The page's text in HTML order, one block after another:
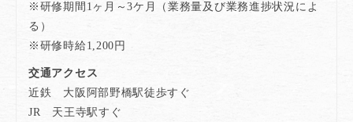
※研修期間1ヶ月～3ケ月（業務量及び業務進捗状況によ
る）
※研修時給1,200円
交通アクセス
近鉄 大阪阿部野橋駅徒歩すぐ
JR 天王寺駅すぐ